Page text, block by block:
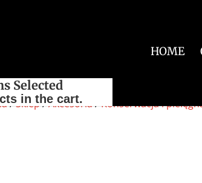
HOME
Selected
in the cart.
/Sklep/Akcesoria/Konserwacja i